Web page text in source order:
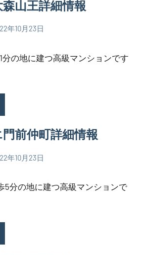
山王詳細情報
年10月23日
分の地に建つ高級マンションです
前仲町詳細情報
年10月23日
5分の地に建つ高級マンションで